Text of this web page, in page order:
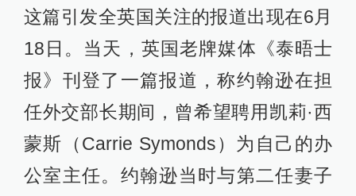
这篇引发全英国关注的报道出现在6月
18日。当天，英国老牌媒体《泰晤士
报》刊登了一篇报道，称约翰逊在担
任外交部长期间，曾希望聘用凯莉·西
蒙斯（Carrie Symonds）为自己的办
公室主任。约翰逊当时与第二任妻子